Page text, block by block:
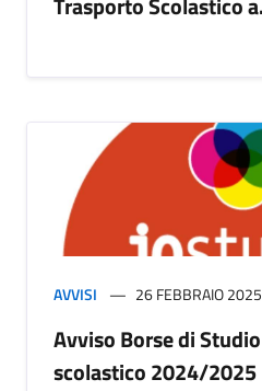
AVVISI 26 FEBBRAIO 2025
Avviso Borse di
scolastico 2024/2025